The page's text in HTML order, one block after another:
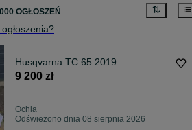
OGŁOSZEŃ
Husqvarna TC 65 2019
9 200 zł
Ochla
Odświeżono dnia 08 sierpnia 2026